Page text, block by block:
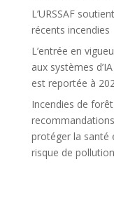
L’URSSAF
récents incendies
L’entrée en
aux systèmes
est reportée à
Incendies de
protéger la santé
risque de pollution